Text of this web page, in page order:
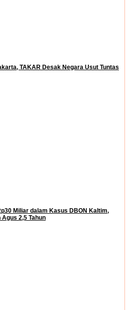
TAKAR Desak Negara Usut Tuntas
Miliar dalam Kasus DBON Kaltim,
2,5 Tahun